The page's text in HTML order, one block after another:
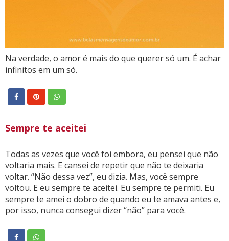
Na verdade, o amor é mais do que querer só um. É achar
infinitos em um só.
Sempre te aceitei
Todas as vezes que você foi embora, eu pensei que não
voltaria mais. E cansei de repetir que não te deixaria
voltar. “Não dessa vez”, eu dizia. Mas, você sempre
voltou. E eu sempre te aceitei. Eu sempre te permiti. Eu
sempre te amei o dobro de quando eu te amava antes e,
por isso, nunca consegui dizer “não” para você.